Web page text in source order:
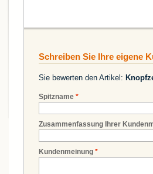
Schreiben Sie Ihre eigene
Sie bewerten den Artikel:
*
Spitzname
Zusammenfassung Ihrer
*
Kundenmeinung